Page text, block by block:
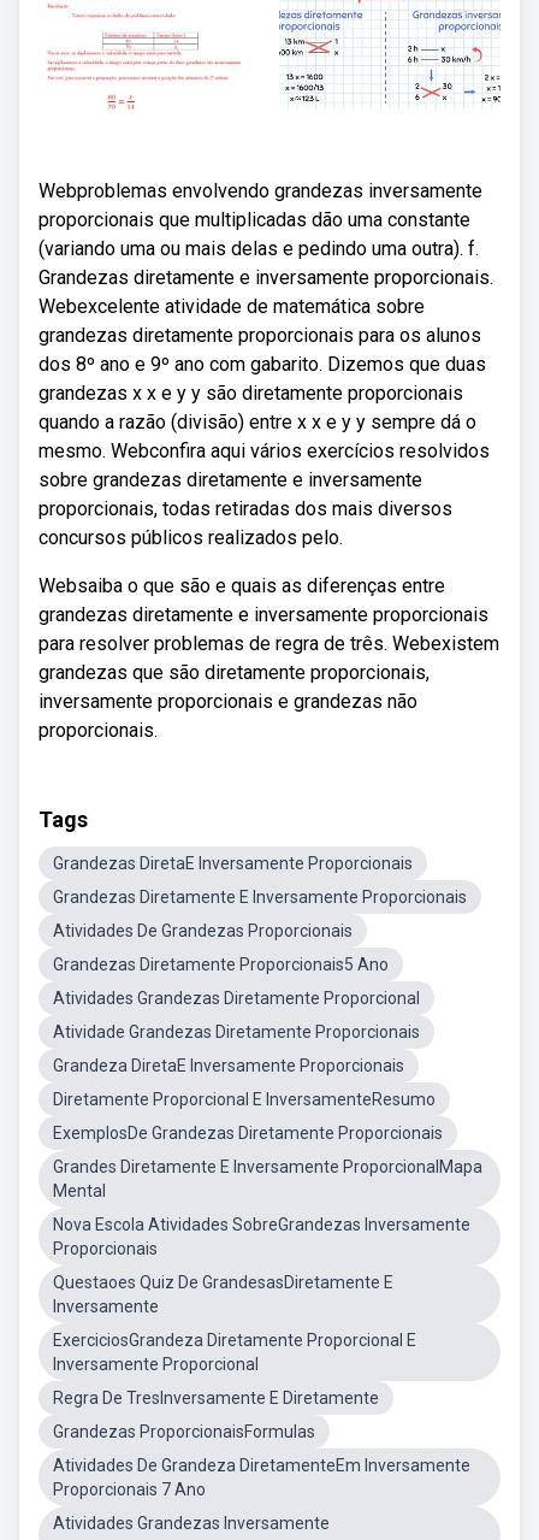
Webproblemas envolvendo grandezas inversamente
proporcionais que multiplicadas dão uma constante
(variando uma ou mais delas e pedindo uma outra). f.
Grandezas diretamente e inversamente proporcionais.
Webexcelente atividade de matemática sobre
grandezas diretamente proporcionais para os alunos
dos 8º ano e 9º ano com gabarito. Dizemos que duas
grandezas x x e y y são diretamente proporcionais
quando a razão (divisão) entre x x e y y sempre dá o
mesmo. Webconfira aqui vários exercícios resolvidos
sobre grandezas diretamente e inversamente
proporcionais, todas retiradas dos mais diversos
concursos públicos realizados pelo.
Websaiba o que são e quais as diferenças entre
grandezas diretamente e inversamente proporcionais
para resolver problemas de regra de três. Webexistem
grandezas que são diretamente proporcionais,
inversamente proporcionais e grandezas não
proporcionais.
Tags
Grandezas DiretaE Inversamente Proporcionais
Grandezas Diretamente E Inversamente Proporcionais
Atividades De Grandezas Proporcionais
Grandezas Diretamente Proporcionais5 Ano
Atividades Grandezas Diretamente Proporcional
Atividade Grandezas Diretamente Proporcionais
Grandeza DiretaE Inversamente Proporcionais
Diretamente Proporcional E InversamenteResumo
ExemplosDe Grandezas Diretamente Proporcionais
Grandes Diretamente E Inversamente ProporcionalMapa
Mental
Nova Escola Atividades SobreGrandezas Inversamente
Proporcionais
Questaoes Quiz De GrandesasDiretamente E
Inversamente
ExerciciosGrandeza Diretamente Proporcional E
Inversamente Proporcional
Regra De TresInversamente E Diretamente
Grandezas ProporcionaisFormulas
Atividades De Grandeza DiretamenteEm Inversamente
Proporcionais 7 Ano
Atividades Grandezas Inversamente